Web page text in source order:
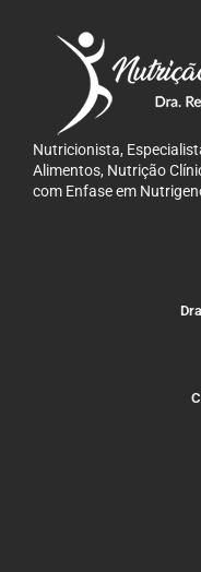
Nutricionista,
Alimentos, Nutrição
com Enfase em